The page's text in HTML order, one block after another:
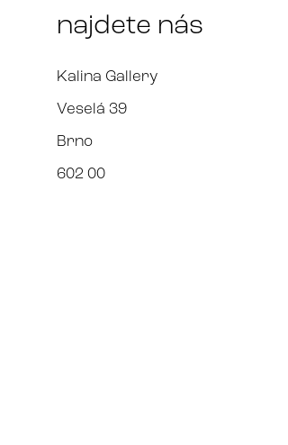
najdete nás
Kalina Gallery
Veselá 39
Brno
602 00